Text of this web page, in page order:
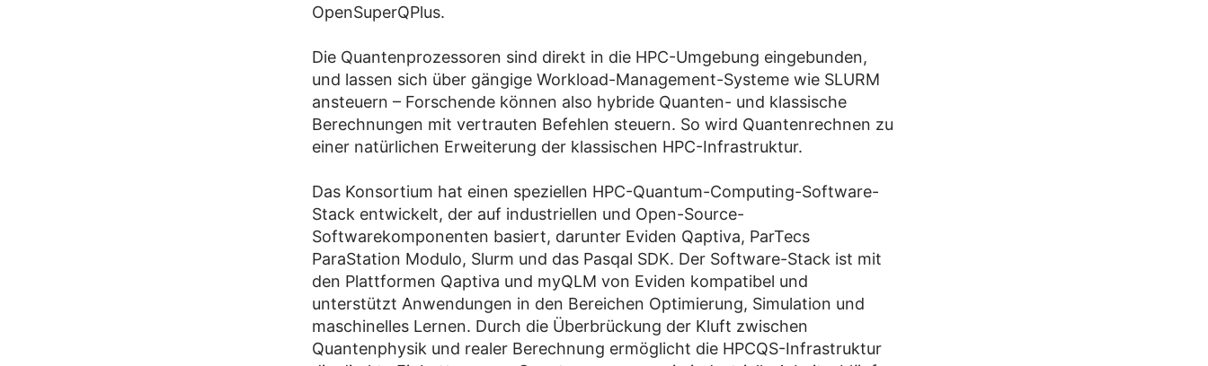
OpenSuperQPlus.
Die Quantenprozessoren sind direkt in die HPC-Umgebung eingebunden,
und lassen sich über gängige Workload-Management-Systeme wie SLURM
ansteuern – Forschende können also hybride Quanten- und klassische
Berechnungen mit vertrauten Befehlen steuern. So wird Quantenrechnen zu
einer natürlichen Erweiterung der klassischen HPC-Infrastruktur.
Das Konsortium hat einen speziellen HPC-Quantum-Computing-Software-
Stack entwickelt, der auf industriellen und Open-Source-
Softwarekomponenten basiert, darunter Eviden Qaptiva, ParTecs
ParaStation Modulo, Slurm und das Pasqal SDK. Der Software-Stack ist mit
den Plattformen Qaptiva und myQLM von Eviden kompatibel und
unterstützt Anwendungen in den Bereichen Optimierung, Simulation und
maschinelles Lernen. Durch die Überbrückung der Kluft zwischen
Quantenphysik und realer Berechnung ermöglicht die HPCQS-Infrastruktur